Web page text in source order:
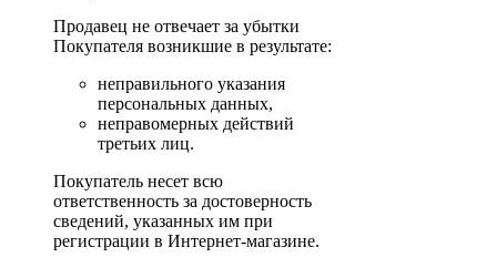
Продавец не отвечает за убытки
Покупателя возникшие в результате:
неправильного указания
персональных данных,
неправомерных действий
третьих лиц.
Покупатель несет всю
ответственность за достоверность
сведений, указанных им при
регистрации в Интернет-магазине.